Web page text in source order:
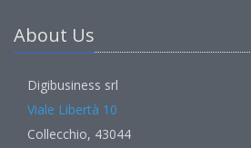
About Us
Digibusiness srl
Viale Libertà 10
Collecchio, 43044